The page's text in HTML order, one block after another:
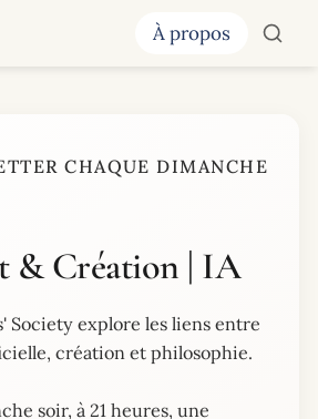
À propos
CHAQUE DIMANCHE
& Création | IA
Society explore les liens entre
création et philosophie.
soir, à 21 heures, une